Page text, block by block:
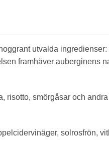
utvalda
framhäver auberginens
risotto, smörgåsar och
solrosfrön,